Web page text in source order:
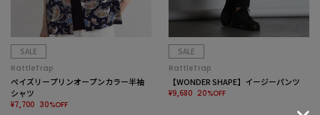
SALE
RattleTrap
ペイズリープリンオープンカラー半袖
シャツ
¥7,700 30%OFF
SALE
RattleTrap
【WONDER SHAPE】イージーパンツ
¥9,680 20%OFF